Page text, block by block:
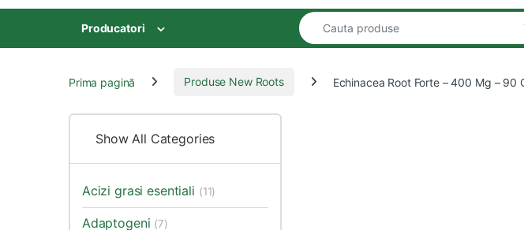
Producatori
Search for:
Prima pagină Produse New Roots Echinacea Root Forte – 400 Mg – 90
Show All Categories
Acizi grasi esentiali (11)
Adaptogeni (7)